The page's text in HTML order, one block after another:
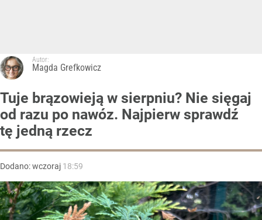
Autor:
Magda Grefkowicz
Tuje brązowieją w sierpniu? Nie sięgaj
od razu po nawóz. Najpierw sprawdź
tę jedną rzecz
Dodano:wczoraj 18:59